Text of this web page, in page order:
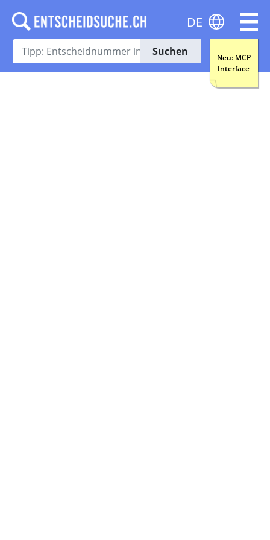
Suchen
Neu: MCP
Interface
DE